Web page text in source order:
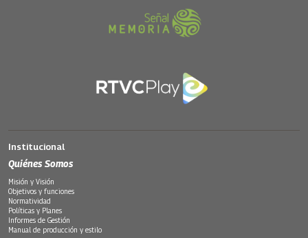
Institucional
Quiénes Somos
Misión y Visión
Objetivos y funciones
Normatividad
Políticas y Planes
Informes de Gestión
Manual de producción y estilo